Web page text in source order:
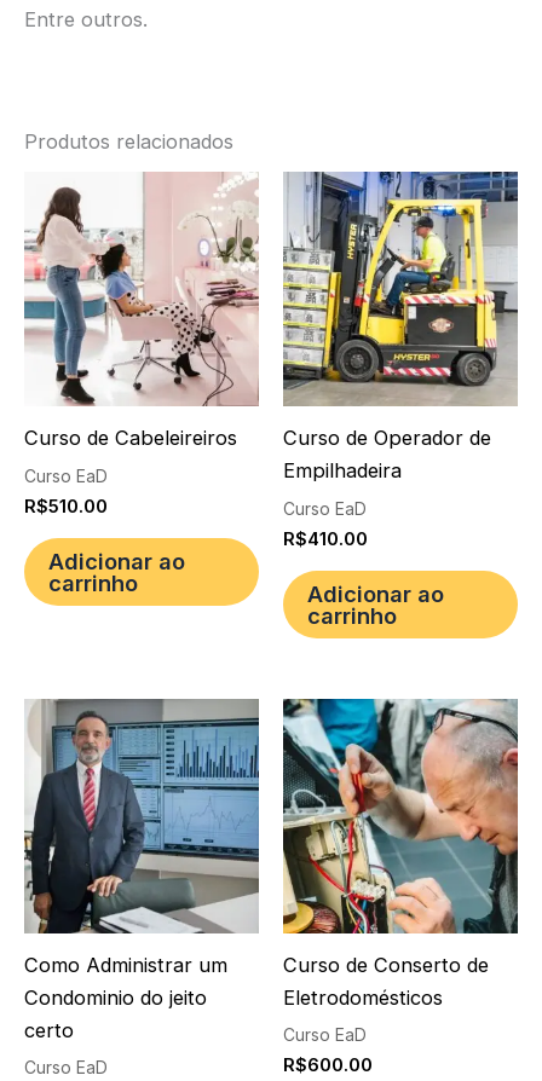
Entre outros.
Produtos relacionados
Curso de Cabeleireiros
Curso EaD
R$510.00
Adicionar ao
carrinho
Curso de Operador de
Empilhadeira
Curso EaD
R$410.00
Adicionar ao
carrinho
Como Administrar um
Condominio do jeito
certo
Curso EaD
Curso de Conserto de
Eletrodomésticos
Curso EaD
R$600.00